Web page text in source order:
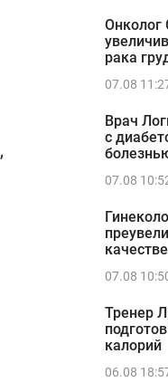
Онколог
рака
07.08
Врач
с
07.08
07.08
Тренер
калорий
06.08